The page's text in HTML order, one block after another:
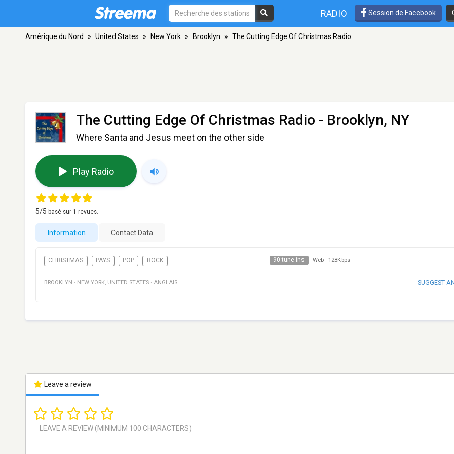
RADIO Session de Facebook
Amérique du Nord » United States » New York » Brooklyn » The Cutting Edge Of Christmas Radio
The Cutting Edge Of Christmas Radio - Brooklyn, NY
Where Santa and Jesus meet on the other side
Play Radio
5/5 basé sur 1 revues.
Information Contact Data
CHRISTMAS PAYS POP ROCK 90 tune ins Web - 128Kbps
BROOKLYN · NEW YORK, UNITED STATES · ANGLAIS SUGGEST
Leave a review